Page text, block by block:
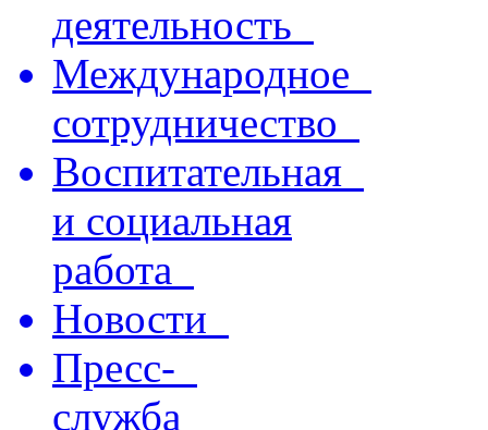
деятельность
Международное
сотрудничество
Воспитательная
и социальная
работа
Новости
Пресс-
служба